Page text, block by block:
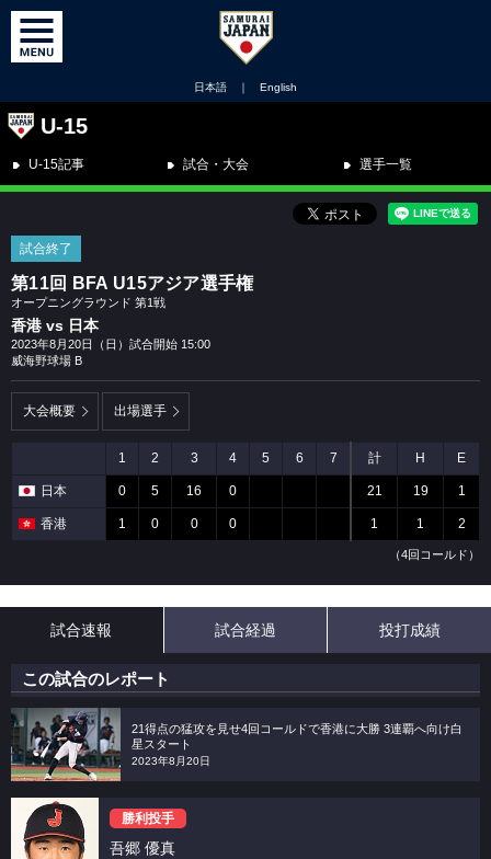
日本語 ｜ English
U-15
U-15記事 試合・大会 選手一覧
試合終了
第11回 BFA U15アジア選手権
オープニングラウンド 第1戦
香港 vs 日本
2023年8月20日（日）試合開始 15:00
威海野球場 B
大会概要 出場選手
1 2 3 4 5 6 7 計 H E
日本 0 5 16 0 21 19 1
香港 1 0 0 0 1 1 2
（4回コールド）
試合速報 試合経過 投打成績
この試合のレポート
21得点の猛攻を見せ4回コールドで香港に大勝 3連覇へ向け白
星スタート
2023年8月20日
勝利投手
吾郷 優真